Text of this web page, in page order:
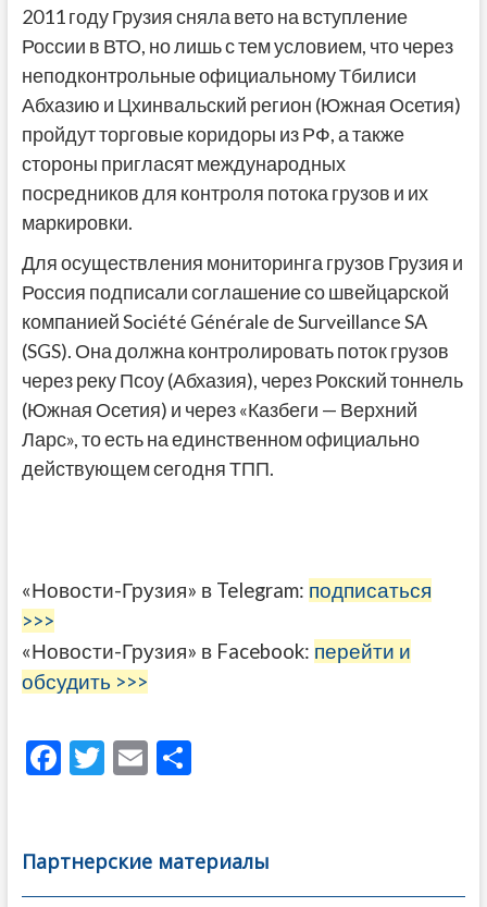
2011 году Грузия сняла вето на вступление
России в ВТО, но лишь с тем условием, что через
неподконтрольные официальному Тбилиси
Абхазию и Цхинвальский регион (Южная Осетия)
пройдут торговые коридоры из РФ, а также
стороны пригласят международных
посредников для контроля потока грузов и их
маркировки.
Для осуществления мониторинга грузов Грузия и
Россия подписали соглашение со швейцарской
компанией Société Générale de Surveillance SA
(SGS). Она должна контролировать поток грузов
через реку Псоу (Абхазия), через Рокский тоннель
(Южная Осетия) и через «Казбеги — Верхний
Ларс», то есть на единственном официально
действующем сегодня ТПП.
«Новости-Грузия» в Telegram: подписаться
>>>
«Новости-Грузия» в Facebook: перейти и
обсудить >>>
F
b
o
T
er
E
l
О
а
в
Партнерские материалы